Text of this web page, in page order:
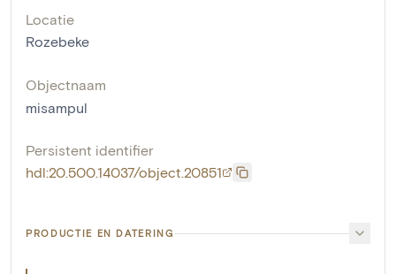
Locatie
Rozebeke
Objectnaam
misampul
Persistent identifier
hdl:20.500.14037/object.20851
PRODUCTIE EN DATERING